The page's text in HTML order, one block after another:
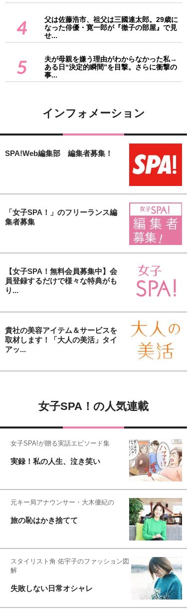
4
父は佐藤浩市、祖父は三國連太郎。29歳に
なった俳優・寛一郎が『徹子の部屋』で見
せ...
5
夫が母親を嫌う理由がわからなかった私→
ある日“決定的瞬間”を目撃。さらに衝撃の
事...
インフォメーション
SPA!Web編集部 編集者募集！
「女子SPA！」のフリーランス編
集者募集
【女子SPA！無料会員募集中】会
員登録するだけで様々な特典がも
り...
貴社の美容アイテム＆サービスを
取材します！「大人の美活」タイ
アッ...
女子SPA！の人気連載
女子SPA!が贈る実話エピソード集
実録！私の人生、泣き笑い
元キー局アナウンサー・大木優紀の
旅の恥はかき捨てて
スタイリスト角 佑宇子のファッション図
解
失敗しない日常オシャレ